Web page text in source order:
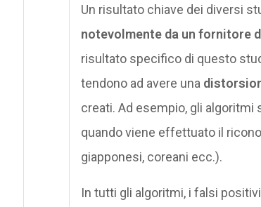
Un risultato chiave dei diversi
notevolmente da un fornitore
risultato specifico di questo
tendono ad avere una
creati. Ad esempio, gli algoritmi
quando viene effettuato il
giapponesi, coreani ecc.).
In tutti gli algoritmi, i falsi